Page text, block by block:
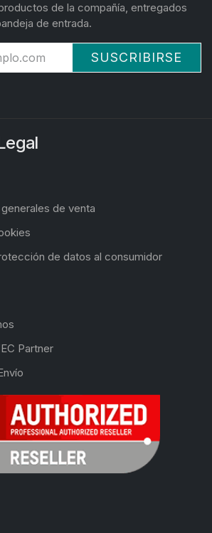
de la compañía, entregados
de entrada.
SUSCRIBIRSE
de venta
de datos al consumidor
Partner